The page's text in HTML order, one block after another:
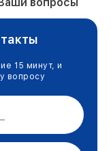
15 минут, и
вопросу